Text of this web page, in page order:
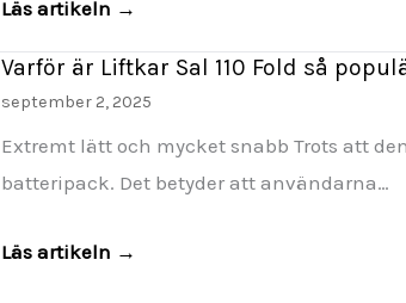
Läs artikeln →
Varför är Liftkar Sal 110 Fold så
september 2, 2025
Extremt lätt och mycket snabb Trots att
batteripack. Det betyder att användarna…
Läs artikeln →